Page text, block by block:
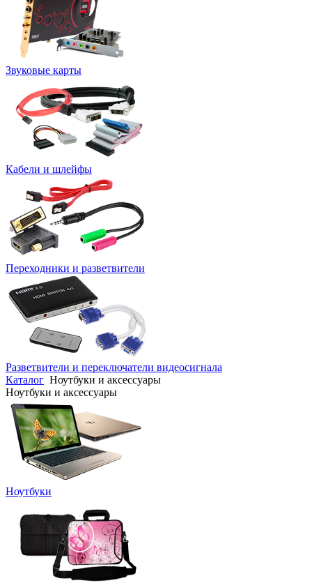
Звуковые карты
Кабели и шлейфы
Переходники и разветвители
Разветвители и переключатели видеосигнала
Каталог Ноутбуки и аксессуары
Ноутбуки и аксессуары
Ноутбуки